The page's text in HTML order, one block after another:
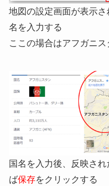
地図の設定画面が表示
名を入力する
ここの場合はアフガニス
国名を入力後、反映さ
ば保存をクリックする